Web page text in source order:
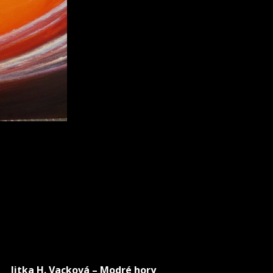
Jitka H. Vacková – Modré hory